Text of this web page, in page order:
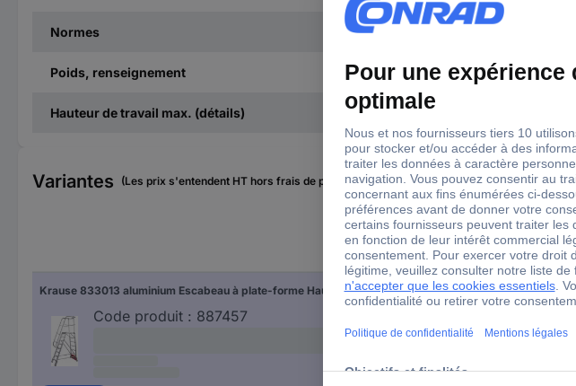
Normes
Poids, renseignement
Hauteur de travail max. (détails)
Variantes (Les prix s'entendent HT hors frais de port)
Nombre d'échelons/d'étapes
Krause 833013 aluminium Escabeau à plate-forme Hauteur de travail (max.): 3.40 m argent DIN EN 131 38 kg
Code produit : 887457
6